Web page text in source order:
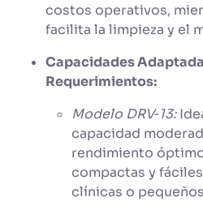
costos operativos,
facilita la limpieza y el
Capacidades
Requerimientos:
Modelo DRV‑13:
capacidad
rendimiento
compactas y
clínicas o